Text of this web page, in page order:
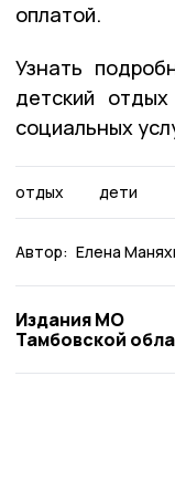
оплатой.
Узнать
детский
социальных
отдых дети
Автор: Елена
Издания МО
Тамбовской